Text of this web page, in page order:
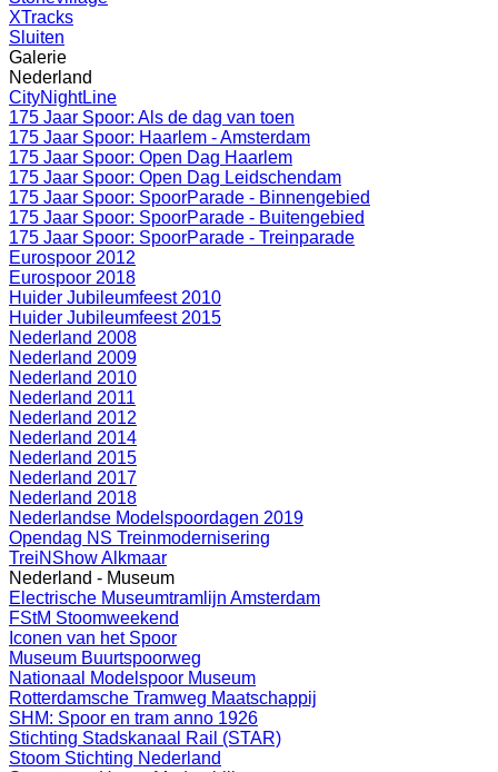
XTracks
Sluiten
Galerie
Nederland
CityNightLine
175 Jaar Spoor: Als de dag van toen
175 Jaar Spoor: Haarlem - Amsterdam
175 Jaar Spoor: Open Dag Haarlem
175 Jaar Spoor: Open Dag Leidschendam
175 Jaar Spoor: SpoorParade - Binnengebied
175 Jaar Spoor: SpoorParade - Buitengebied
175 Jaar Spoor: SpoorParade - Treinparade
Eurospoor 2012
Eurospoor 2018
Huider Jubileumfeest 2010
Huider Jubileumfeest 2015
Nederland 2008
Nederland 2009
Nederland 2010
Nederland 2011
Nederland 2012
Nederland 2014
Nederland 2015
Nederland 2017
Nederland 2018
Nederlandse Modelspoordagen 2019
Opendag NS Treinmodernisering
TreiNShow Alkmaar
Nederland - Museum
Electrische Museumtramlijn Amsterdam
FStM Stoomweekend
Iconen van het Spoor
Museum Buurtspoorweg
Nationaal Modelspoor Museum
Rotterdamsche Tramweg Maatschappij
SHM: Spoor en tram anno 1926
Stichting Stadskanaal Rail (STAR)
Stoom Stichting Nederland